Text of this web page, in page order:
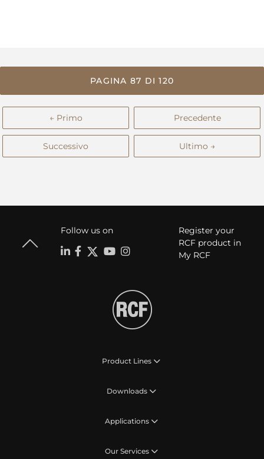
PAGINA 87 DI 120
← Primo Precedente
Successivo Ultimo →
Follow us on
Register your
RCF product in
My RCF
Product Lines
Downloads
Applications
Our Services